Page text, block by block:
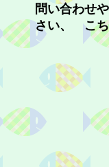
問い合わせ
さい、 こち